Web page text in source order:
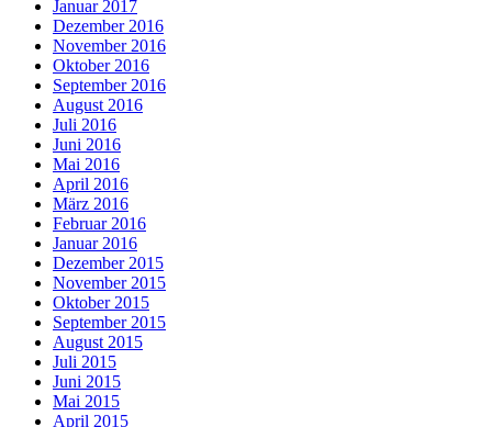
Januar 2017
Dezember 2016
November 2016
Oktober 2016
September 2016
August 2016
Juli 2016
Juni 2016
Mai 2016
April 2016
März 2016
Februar 2016
Januar 2016
Dezember 2015
November 2015
Oktober 2015
September 2015
August 2015
Juli 2015
Juni 2015
Mai 2015
April 2015